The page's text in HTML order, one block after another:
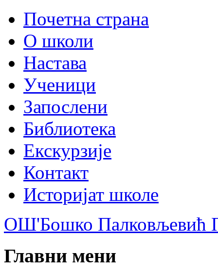
Почетна страна
О школи
Настава
Ученици
Запослени
Библиотека
Екскурзије
Контакт
Историјат школе
ОШ'Бошко Палковљевић
Главни мени